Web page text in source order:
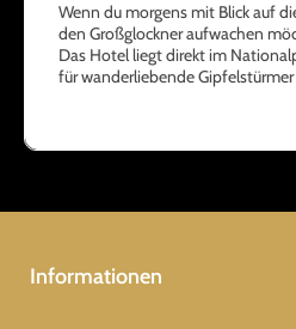
Wenn du morgens mit Blick auf
den Großglockner aufwachen
Das Hotel liegt direkt im
für wanderliebende
Informationen